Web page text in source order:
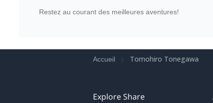
Restez au courant des meilleures aventures!
Accueil Tomohiro Tonegawa
Explore Share